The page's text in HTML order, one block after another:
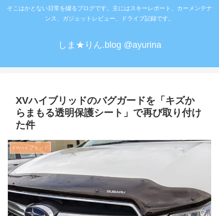
そこはかとない日常を綴るブログです。主にはスキーレポート、カーメンテナ
ンス、ガジェットレビュー、ドライブ記録です。
しま★りん.blog @ayurina
XVハイブリッドのバグガードを「キズか
らまもる透明保護シート」で再び取り付け
た件
XVハイブリッド